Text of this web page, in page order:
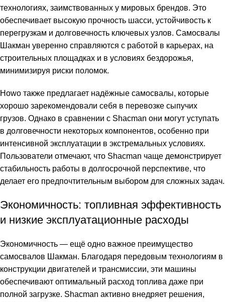
технологиях, заимствованных у мировых брендов. Это
обеспечивает высокую прочность шасси, устойчивость к
перегрузкам и долговечность ключевых узлов. Самосвалы
Шакман уверенно справляются с работой в карьерах, на
строительных площадках и в условиях бездорожья,
минимизируя риски поломок.
Howo также предлагает надёжные самосвалы, которые
хорошо зарекомендовали себя в перевозке сыпучих
грузов. Однако в сравнении с Shacman они могут уступать
в долговечности некоторых компонентов, особенно при
интенсивной эксплуатации в экстремальных условиях.
Пользователи отмечают, что Shacman чаще демонстрирует
стабильность работы в долгосрочной перспективе, что
делает его предпочтительным выбором для сложных задач.
Экономичность: топливная эффективность
и низкие эксплуатационные расходы
Экономичность — ещё одно важное преимущество
самосвалов Шакман. Благодаря передовым технологиям в
конструкции двигателей и трансмиссии, эти машины
обеспечивают оптимальный расход топлива даже при
полной загрузке. Shacman активно внедряет решения,